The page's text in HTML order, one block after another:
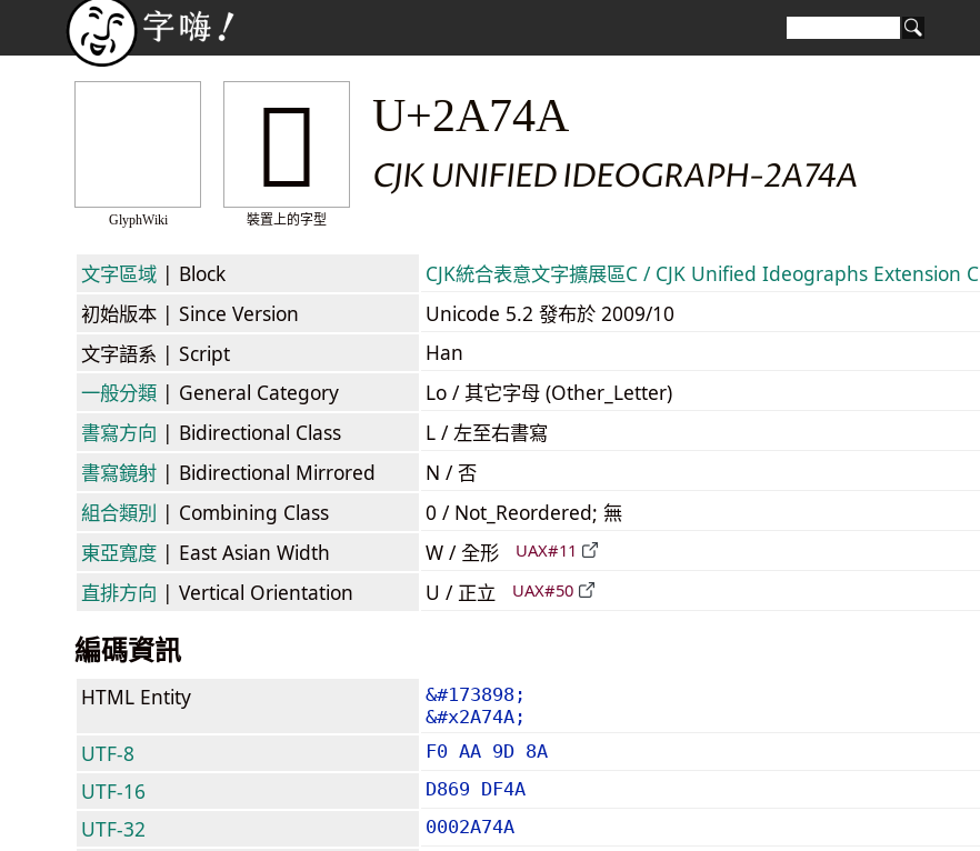
GlyphWiki
𪝊
裝置上的字型
U+2A74A
CJK UNIFIED IDEOGRAPH-2A74A
文字區域 | Block CJK統合表意文字擴展區C / CJK Unified Ideographs Extension C
初始版本 | Since Version
Unicode 5.2 發布於 2009/10
文字語系 | Script
Han
一般分類 | General Category
Lo / 其它字母 (Other_Letter)
書寫方向 | Bidirectional Class
L / 左至右書寫
書寫鏡射 | Bidirectional Mirrored
N / 否
組合類別 | Combining Class
0 / Not_Reordered; 無
東亞寬度 | East Asian Width W / 全形 UAX#11
直排方向 | Vertical Orientation U / 正立 UAX#50
編碼資訊
HTML Entity
&#173898;
&#x2A74A;
UTF-8 F0 AA 9D 8A
UTF-16 D869 DF4A
UTF-32 0002A74A